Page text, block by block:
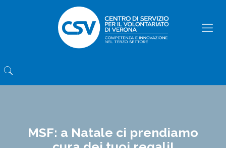
MSF: a Natale ci prendiamo